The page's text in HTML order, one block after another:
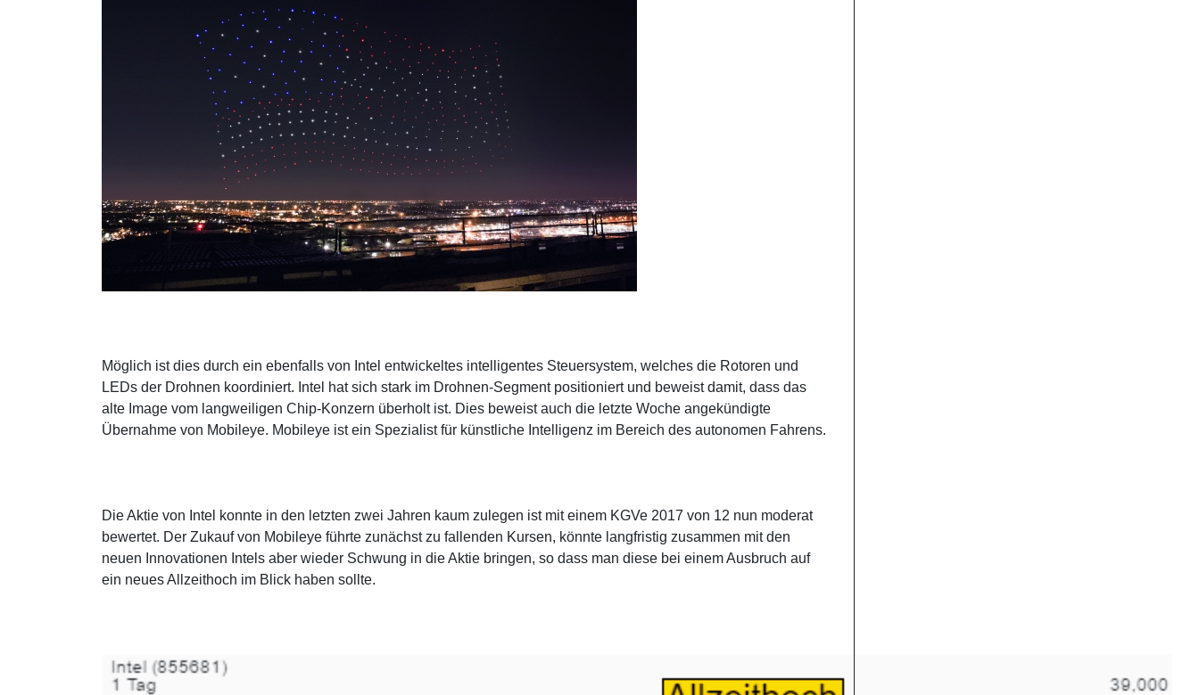
Möglich ist dies durch ein ebenfalls von Intel entwickeltes intelligentes Steuersystem, welches die Rotoren und
LEDs der Drohnen koordiniert. Intel hat sich stark im Drohnen-Segment positioniert und beweist damit, dass das
alte Image vom langweiligen Chip-Konzern überholt ist. Dies beweist auch die letzte Woche angekündigte
Übernahme von Mobileye. Mobileye ist ein Spezialist für künstliche Intelligenz im Bereich des autonomen Fahrens.
Die Aktie von Intel konnte in den letzten zwei Jahren kaum zulegen ist mit einem KGVe 2017 von 12 nun moderat
bewertet. Der Zukauf von Mobileye führte zunächst zu fallenden Kursen, könnte langfristig zusammen mit den
neuen Innovationen Intels aber wieder Schwung in die Aktie bringen, so dass man diese bei einem Ausbruch auf
ein neues Allzeithoch im Blick haben sollte.